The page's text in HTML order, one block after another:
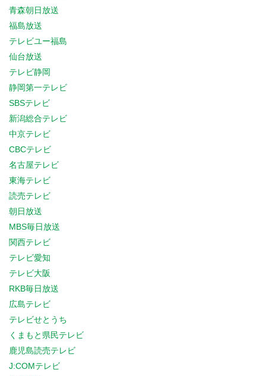
青森朝日放送
福島放送
テレビユー福島
仙台放送
テレビ静岡
静岡第一テレビ
SBSテレビ
新潟総合テレビ
中京テレビ
CBCテレビ
名古屋テレビ
東海テレビ
読売テレビ
朝日放送
MBS毎日放送
関西テレビ
テレビ愛知
テレビ大阪
RKB毎日放送
広島テレビ
テレビせとうち
くまもと県民テレビ
鹿児島読売テレビ
J:COMテレビ